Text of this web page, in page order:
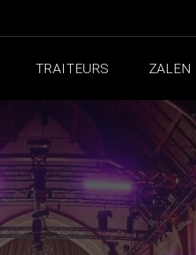
TRAITEURS ZALEN